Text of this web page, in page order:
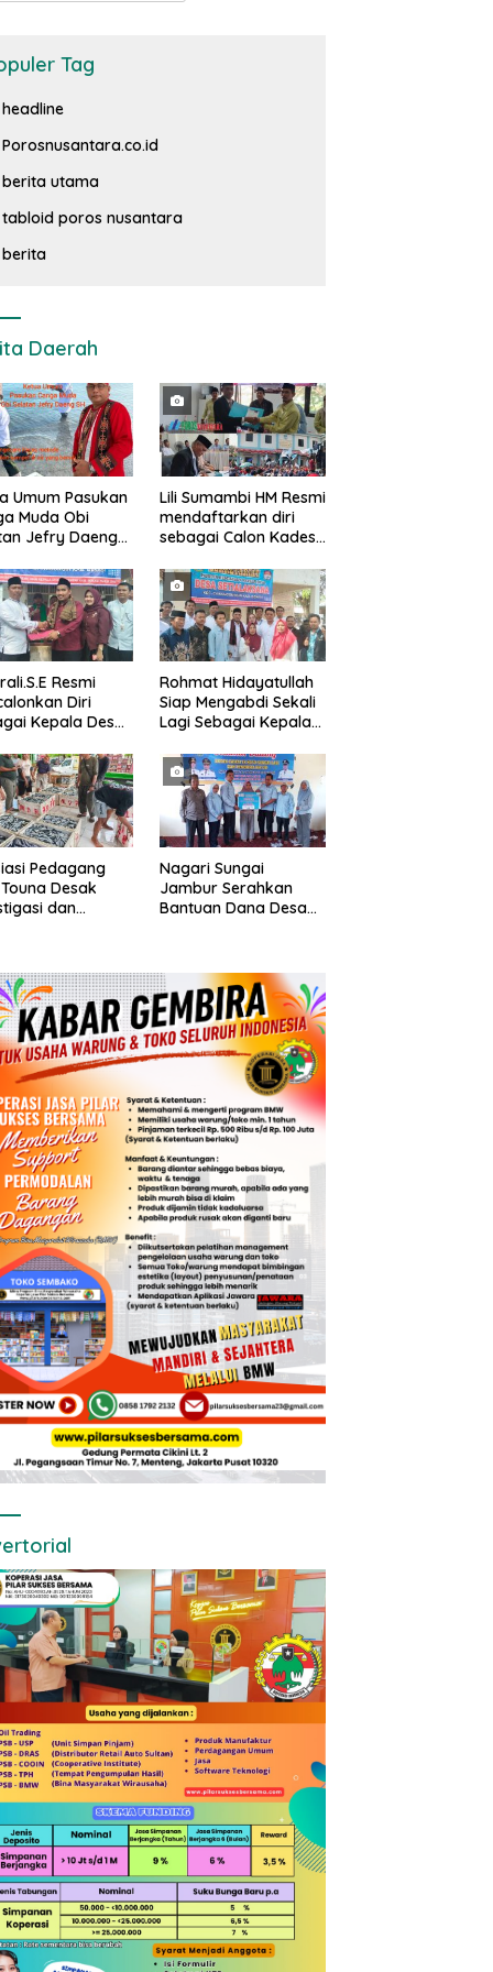
Tag
headline
Porosnusantara.co.id
berita utama
tabloid poros nusantara
berita
Daerah
Umum Pasukan
Muda Obi
Jefry Daeng
Pengambilan
Air Laut di
Bersih
Lili Sumambi HM Resmi
mendaftarkan diri
sebagai Calon Kades
di Kawal ribuan masa
pendukungnya
Resmi
Diri
Kepala Desa
Rohmat Hidayatullah
Siap Mengabdi Sekali
Lagi Sebagai Kepala
Pedagang
Desak
dan
Nagari Sungai
Jambur Serahkan
Bantuan Dana Desa